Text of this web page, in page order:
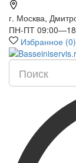
г. Москва,
ПН-ПТ
Избранное (0)